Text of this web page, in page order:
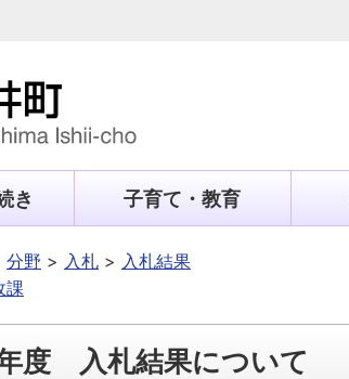
き 子育て・教育
分野 入札
入札結果
課
度 入札結果について